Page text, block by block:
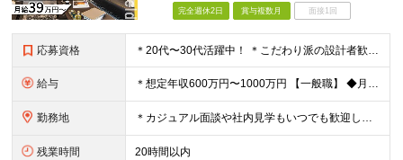
完全週休2日 賞与複数月 面接1回
応募資格 ＊20代〜30代活躍中！ ＊こだわり派の設計者歓迎 ◆学歴不問 ◆住宅設備の設計実務経験をお持ちの方（年数不問） ＼こんな方にピッタリです／ ★「自分の意見が通らない」環境を脱したい方 ★土地の目
給与 ＊想定年収600万円〜1000万円 【一般職】 ◆月給：390,000円～530,000円 ※固定残業代：145,320 円～/45時間分含む (所定外残業代：41,520円～/15時間分) (
勤務地 ＊カジュアル面談や社内見学もいつでも歓迎してます！ ＊駅直結・最新設備の綺麗なオフィスです！ 【本社】 東京都港区虎ノ門2丁目4番7号 T-LITE 7階 (変更の範囲)上記を除く当社関連勤務地
残業時間 20時間以内